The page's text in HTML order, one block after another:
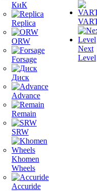
КиК
Replica
ORW
Forsage
Диск
Advance
Remain
SRW
Khomen
Wheels
Accuride
Next
Level